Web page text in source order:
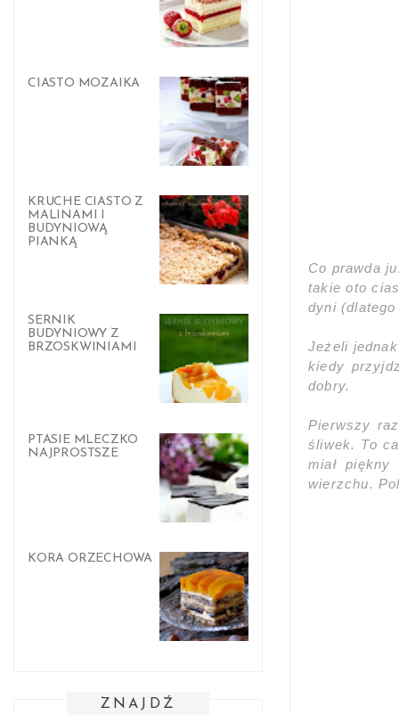
Co prawda
takie oto
dyni (dlatego
Jeżeli
kiedy
dobry.
Pierwszy
śliwek. To
miał piękny
wierzchu.
CIASTO MOZAIKA
KRUCHE CIASTO Z
MALINAMI I
BUDYNIOWĄ
PIANKĄ
SERNIK
BUDYNIOWY Z
BRZOSKWINIAMI
PTASIE MLECZKO
NAJPROSTSZE
KORA ORZECHOWA
ZNAJDŹ